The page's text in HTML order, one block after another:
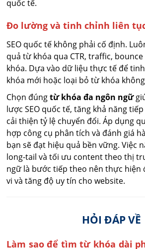
quốc tế.
Đo lường và tinh chỉnh liên
SEO quốc tế không phải cố định.
quả từ khóa qua CTR, traffic,
khóa. Dựa vào dữ liệu thực tế để
khóa mới hoặc loại bỏ từ khóa
Chọn đúngtừ khóa đa ngôn ngữ
lược SEO quốc tế, tăng khả năng
cải thiện tỷ lệ chuyển đổi. Áp dụng
hợp công cụ phân tích và đánh giá
bạn sẽ đạt hiệu quả bền vững. Việc
long-tail và tối ưu content theo thị
ngữ là bước tiếp theo nên thực hiện
vi và tăng độ uy tín cho website.
HỎI ĐÁP VỀ
Làm sao để tìm từ khóa dài